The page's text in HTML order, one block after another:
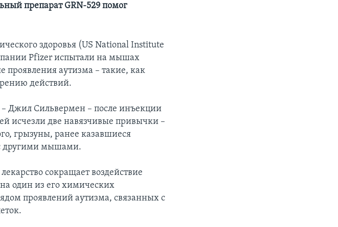
препарат GRN-529 помог
здоровья (US National Institute
Pfizer испытали на мышах
проявления аутизма – такие, как
действий.
– Джил Сильвермен – после инъекции
исчезли две навязчивые привычки –
грызуны, ранее казавшиеся
другими мышами.
сокращает воздействие
на один из его химических
проявлений аутизма, связанных с